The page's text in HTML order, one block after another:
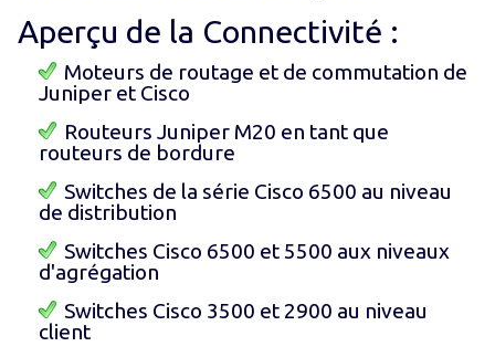
Aperçu de la Connectivité :
Moteurs de routage et de commutation de
Juniper et Cisco
Routeurs Juniper M20 en tant que
routeurs de bordure
Switches de la série Cisco 6500 au niveau
de distribution
Switches Cisco 6500 et 5500 aux niveaux
d'agrégation
Switches Cisco 3500 et 2900 au niveau
client